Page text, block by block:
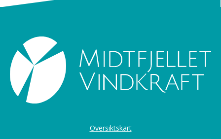
Oversiktskart